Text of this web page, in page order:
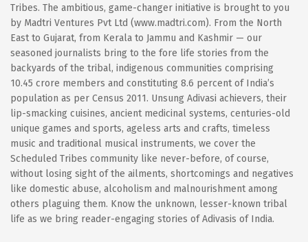
Tribes. The ambitious, game-changer initiative is brought to you
by Madtri Ventures Pvt Ltd (www.madtri.com). From the North
East to Gujarat, from Kerala to Jammu and Kashmir — our
seasoned journalists bring to the fore life stories from the
backyards of the tribal, indigenous communities comprising
10.45 crore members and constituting 8.6 percent of India’s
population as per Census 2011. Unsung Adivasi achievers, their
lip-smacking cuisines, ancient medicinal systems, centuries-old
unique games and sports, ageless arts and crafts, timeless
music and traditional musical instruments, we cover the
Scheduled Tribes community like never-before, of course,
without losing sight of the ailments, shortcomings and negatives
like domestic abuse, alcoholism and malnourishment among
others plaguing them. Know the unknown, lesser-known tribal
life as we bring reader-engaging stories of Adivasis of India.